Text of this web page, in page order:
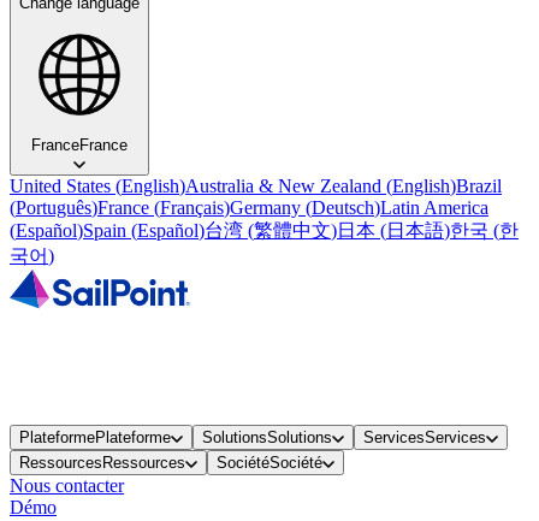
FranceFrance
United States (English)Australia & New Zealand (English)Brazil
(Português)France (Français)Germany (Deutsch)Latin America
(Español)Spain (Español)台湾 (繁體中文)日本 (日本語)한국 (한
국어)
PlateformePlateforme SolutionsSolutions ServicesServices
Ressources Ressources SociétéSociété
Nous contacter
Démo